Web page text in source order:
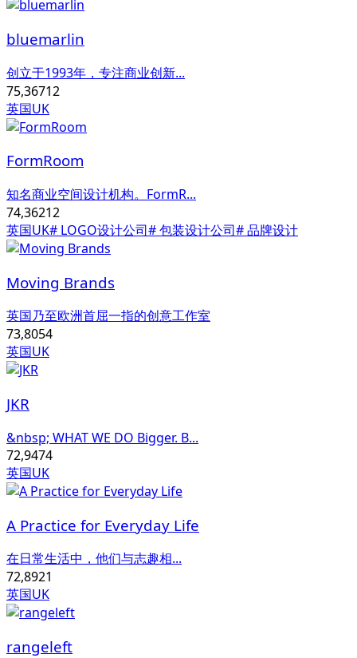
bluemarlin
创立于1993年，专注商业创新...
75,36712
英国UK
FormRoom
知名商业空间设计机构。FormR...
74,36212
英国UK# LOGO设计公司# 包装设计公司# 品牌设计
Moving Brands
英国乃至欧洲首屈一指的创意工作室
73,8054
英国UK
JKR
&nbsp; WHAT WE DO Bigger. B...
72,9474
英国UK
A Practice for Everyday Life
在日常生活中，他们与志趣相...
72,8921
英国UK
rangeleft